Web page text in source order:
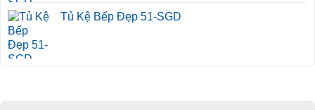
Tủ Kệ Bếp Đẹp 51-SGD